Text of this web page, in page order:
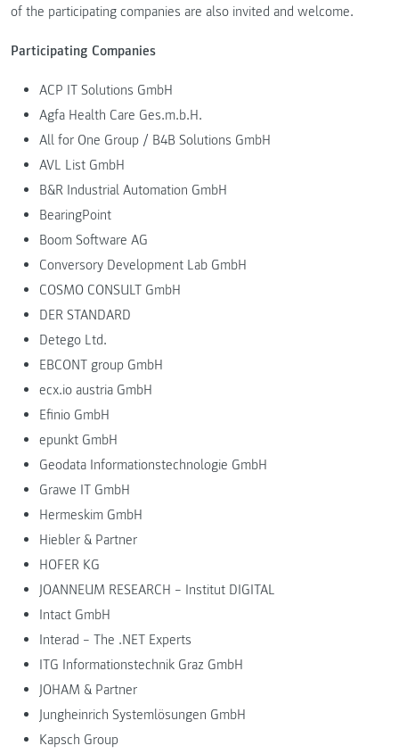
of the participating companies are also invited and welcome.
Participating Companies
ACP IT Solutions GmbH
Agfa Health Care Ges.m.b.H.
All for One Group / B4B Solutions GmbH
AVL List GmbH
B&R Industrial Automation GmbH
BearingPoint
Boom Software AG
Conversory Development Lab GmbH
COSMO CONSULT GmbH
DER STANDARD
Detego Ltd.
EBCONT group GmbH
ecx.io austria GmbH
Efinio GmbH
epunkt GmbH
Geodata Informationstechnologie GmbH
Grawe IT GmbH
Hermeskim GmbH
Hiebler & Partner
HOFER KG
JOANNEUM RESEARCH – Institut DIGITAL
Intact GmbH
Interad – The .NET Experts
ITG Informationstechnik Graz GmbH
JOHAM & Partner
Jungheinrich Systemlösungen GmbH
Kapsch Group